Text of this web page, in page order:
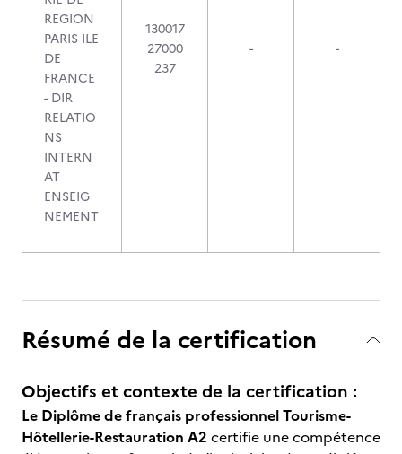
REGION
PARIS ILE
DE
FRANCE
- DIR
RELATIO
NS
INTERN
AT
ENSEIG
NEMENT
130017
27000
237
- -
Résumé de la certification
Objectifs et contexte de la certification :
Le Diplôme de français professionnel Tourisme-
Hôtellerie-Restauration A2 certifie une compétence